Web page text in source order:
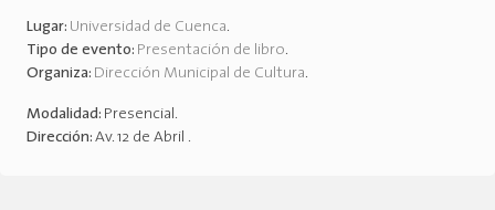
Lugar: Universidad de Cuenca.
Tipo de evento: Presentación de libro.
Organiza: Dirección Municipal de Cultura.
Modalidad: Presencial.
Dirección: Av. 12 de Abril .